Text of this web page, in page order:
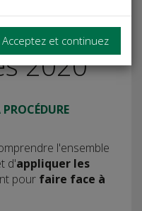
2020
l'ensemble
d'appliquer les
pour faire face à
Acceptez et continuez